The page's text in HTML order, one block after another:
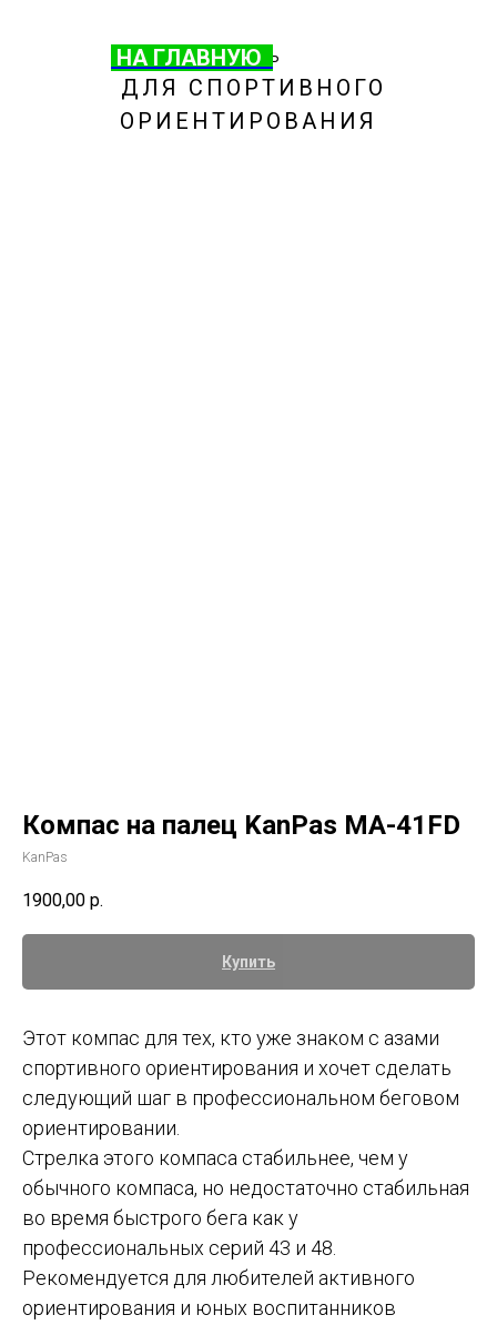
НА ГЛАВНУЮ
ОБУВЬ
ДЛЯ СПОРТИВНОГО
ОРИЕНТИРОВАНИЯ
Компас на палец KanPas МА-41FD
KanPas
1900,00 р.
Купить
Этот компас для тех, кто уже знаком с азами
спортивного ориентирования и хочет сделать
следующий шаг в профессиональном беговом
ориентировании.
Стрелка этого компаса стабильнее, чем у
обычного компаса, но недостаточно стабильная
во время быстрого бега как у
профессиональных серий 43 и 48.
Рекомендуется для любителей активного
ориентирования и юных воспитанников
НА ГЛАВНУЮ